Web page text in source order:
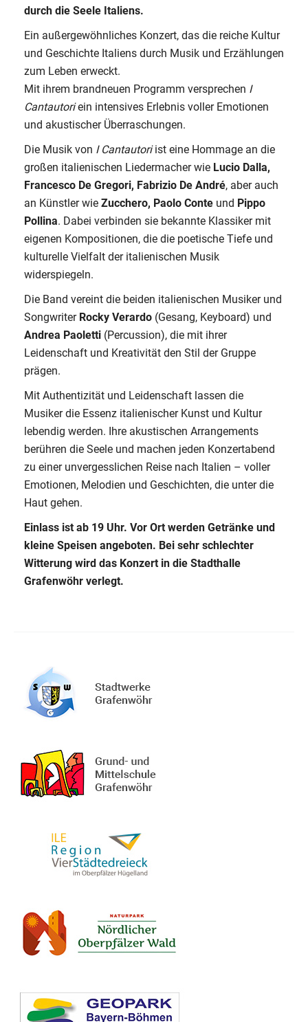
durch die Seele Italiens.
Ein außergewöhnliches Konzert, das die reiche Kultur
und Geschichte Italiens durch Musik und Erzählungen
zum Leben erweckt.
Mit ihrem brandneuen Programm versprechen I
Cantautoriein intensives Erlebnis voller Emotionen
und akustischer Überraschungen.
Die Musik von I Cantautoriist eine Hommage an die
großen italienischen Liedermacher wie Lucio Dalla,
Francesco De Gregori, Fabrizio De André, aber auch
an Künstler wie Zucchero, Paolo Conte und Pippo
Pollina. Dabei verbinden sie bekannte Klassiker mit
eigenen Kompositionen, die die poetische Tiefe und
kulturelle Vielfalt der italienischen Musik
widerspiegeln.
Die Band vereint die beiden italienischen Musiker und
Songwriter Rocky Verardo (Gesang, Keyboard) und
Andrea Paoletti (Percussion), die mit ihrer
Leidenschaft und Kreativität den Stil der Gruppe
prägen.
Mit Authentizität und Leidenschaft lassen die
Musiker die Essenz italienischer Kunst und Kultur
lebendig werden. Ihre akustischen Arrangements
berühren die Seele und machen jeden Konzertabend
zu einer unvergesslichen Reise nach Italien – voller
Emotionen, Melodien und Geschichten, die unter die
Haut gehen.
Einlass ist ab 19 Uhr. Vor Ort werden Getränke und
kleine Speisen angeboten. Bei sehr schlechter
Witterung wird das Konzert in die Stadthalle
Grafenwöhr verlegt.